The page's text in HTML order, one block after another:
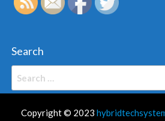
Search
Copyright © 2023